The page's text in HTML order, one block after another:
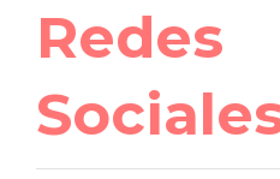
Redes